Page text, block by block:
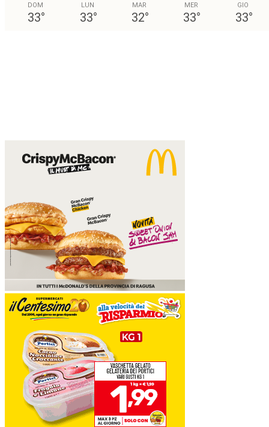
DOM
33°
LUN
33°
MAR
32°
MER
33°
GIO
33°